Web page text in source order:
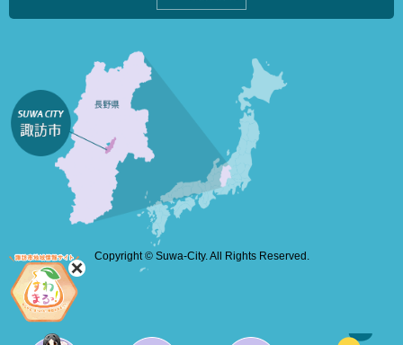
Copyright © Suwa-City. All Rights Reserved.